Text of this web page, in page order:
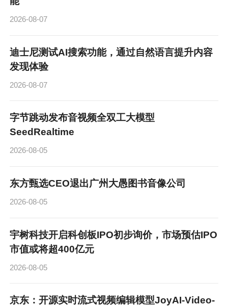
2026-08-07
迪士尼测试AI搜索功能，通过自然语言提升内容
发现体验
2026-08-07
字节跳动发布音视频全双工大模型
SeedRealtime
2026-08-05
东方甄选CEO退出广州大愚图书音像公司
2026-08-05
宇树科技开启科创板IPO初步询价，市场预估IPO
市值或将超400亿元
2026-08-05
京东：开源实时流式视频编辑模型JoyAI-Video-